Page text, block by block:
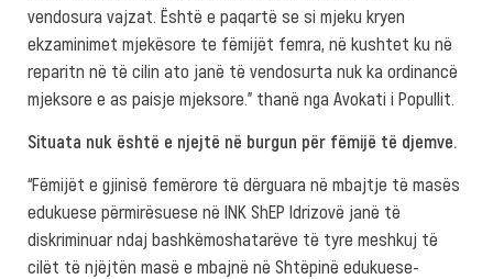
vendosura vajzat. Është e paqartë se si mjeku kryen
ekzaminimet mjekësore te fëmijët femra, në kushtet ku në
reparitn në të cilin ato janë të vendosurta nuk ka ordinancë
mjeksore e as paisje mjeksore.” thanë nga Avokati i Popullit.
Situata nuk është e njejtë në burgun për fëmijë të djemve.
“Fëmijët e gjinisë femërore të dërguara në mbajtje të masës
edukuese përmirësuese në INK ShEP Idrizovë janë të
diskriminuar ndaj bashkëmoshatarëve të tyre meshkuj të
cilët të njëjtën masë e mbajnë në Shtëpinë edukuese-